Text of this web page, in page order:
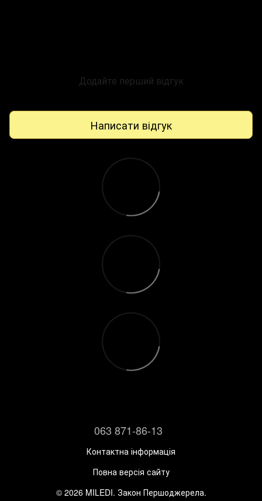
Додайте перший відгук
Написати відгук
063 871-86-13
Контактна інформація
Повна версія сайту
© 2026 MILEDI. Закон Першоджерела.